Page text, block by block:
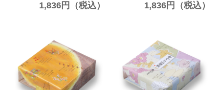
1,836円（税込）
1,836円（税込）